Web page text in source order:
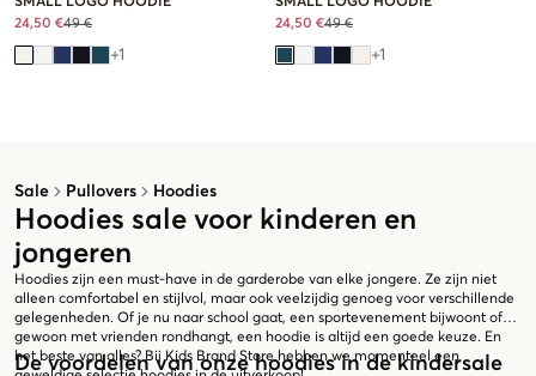
Sale Pullovers Hoodies
Hoodies sale voor kinderen en
jongeren
Hoodies zijn een must-have in de garderobe van elke jongere. Ze zijn niet
alleen comfortabel en stijlvol, maar ook veelzijdig genoeg voor verschillende
gelegenheden. Of je nu naar school gaat, een sportevenement bijwoont of
gewoon met vrienden rondhangt, een hoodie is altijd een goede keuze. En
het beste van alles? Bij Kids Brand Store hebben we momenteel een
De voordelen van onze hoodies in de kindersale
24,50 €49 €
+1
24,50 €49 €
+1